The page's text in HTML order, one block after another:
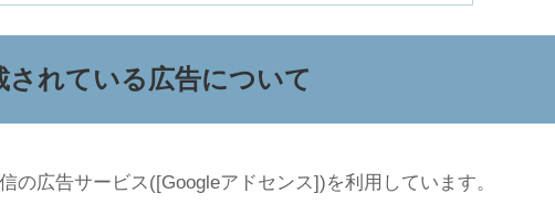
されている広告について
の広告サービス([Googleアドセンス])を利用しています。